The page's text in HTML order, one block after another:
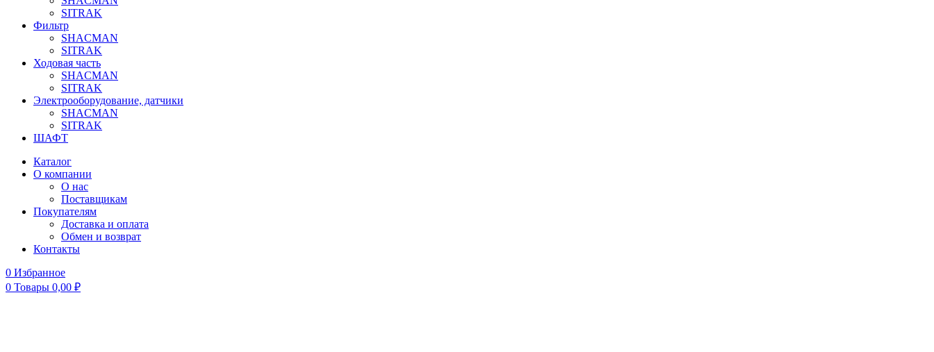
SITRAK
Фильтр
SHACMAN
SITRAK
Ходовая часть
SHACMAN
SITRAK
Электрооборудование, датчики
SHACMAN
SITRAK
ШАФТ
Каталог
О компании
О нас
Поставщикам
Покупателям
Доставка и оплата
Обмен и возврат
Контакты
0 Избранное
0 Товары 0,00 ₽